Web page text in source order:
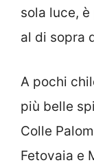
sola luce,
al di sopra
A pochi
più belle
Colle
Fetovaia e